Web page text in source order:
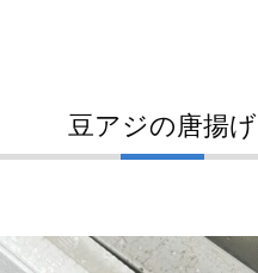
豆アジの唐揚げ